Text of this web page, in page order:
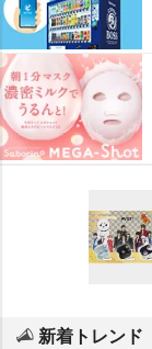
新着トレンド